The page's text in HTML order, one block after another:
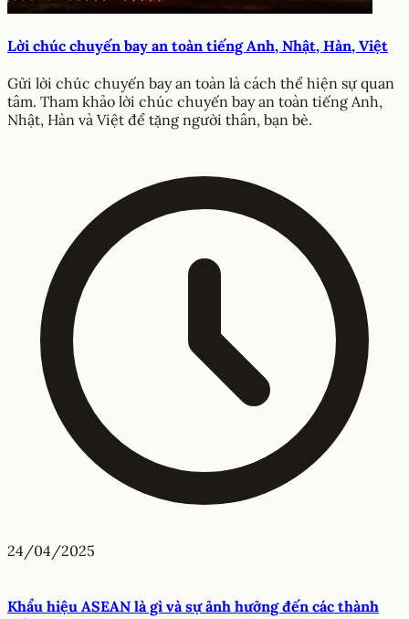
Lời chúc chuyến bay an toàn tiếng Anh, Nhật, Hàn, Việt
Gửi lời chúc chuyến bay an toàn là cách thể hiện sự quan
tâm. Tham khảo lời chúc chuyến bay an toàn tiếng Anh,
Nhật, Hàn và Việt để tặng người thân, bạn bè.
24/04/2025